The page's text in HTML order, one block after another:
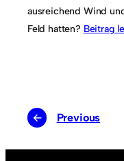
ausreichend Wind
Feld hatten? Beitrag
← Previous